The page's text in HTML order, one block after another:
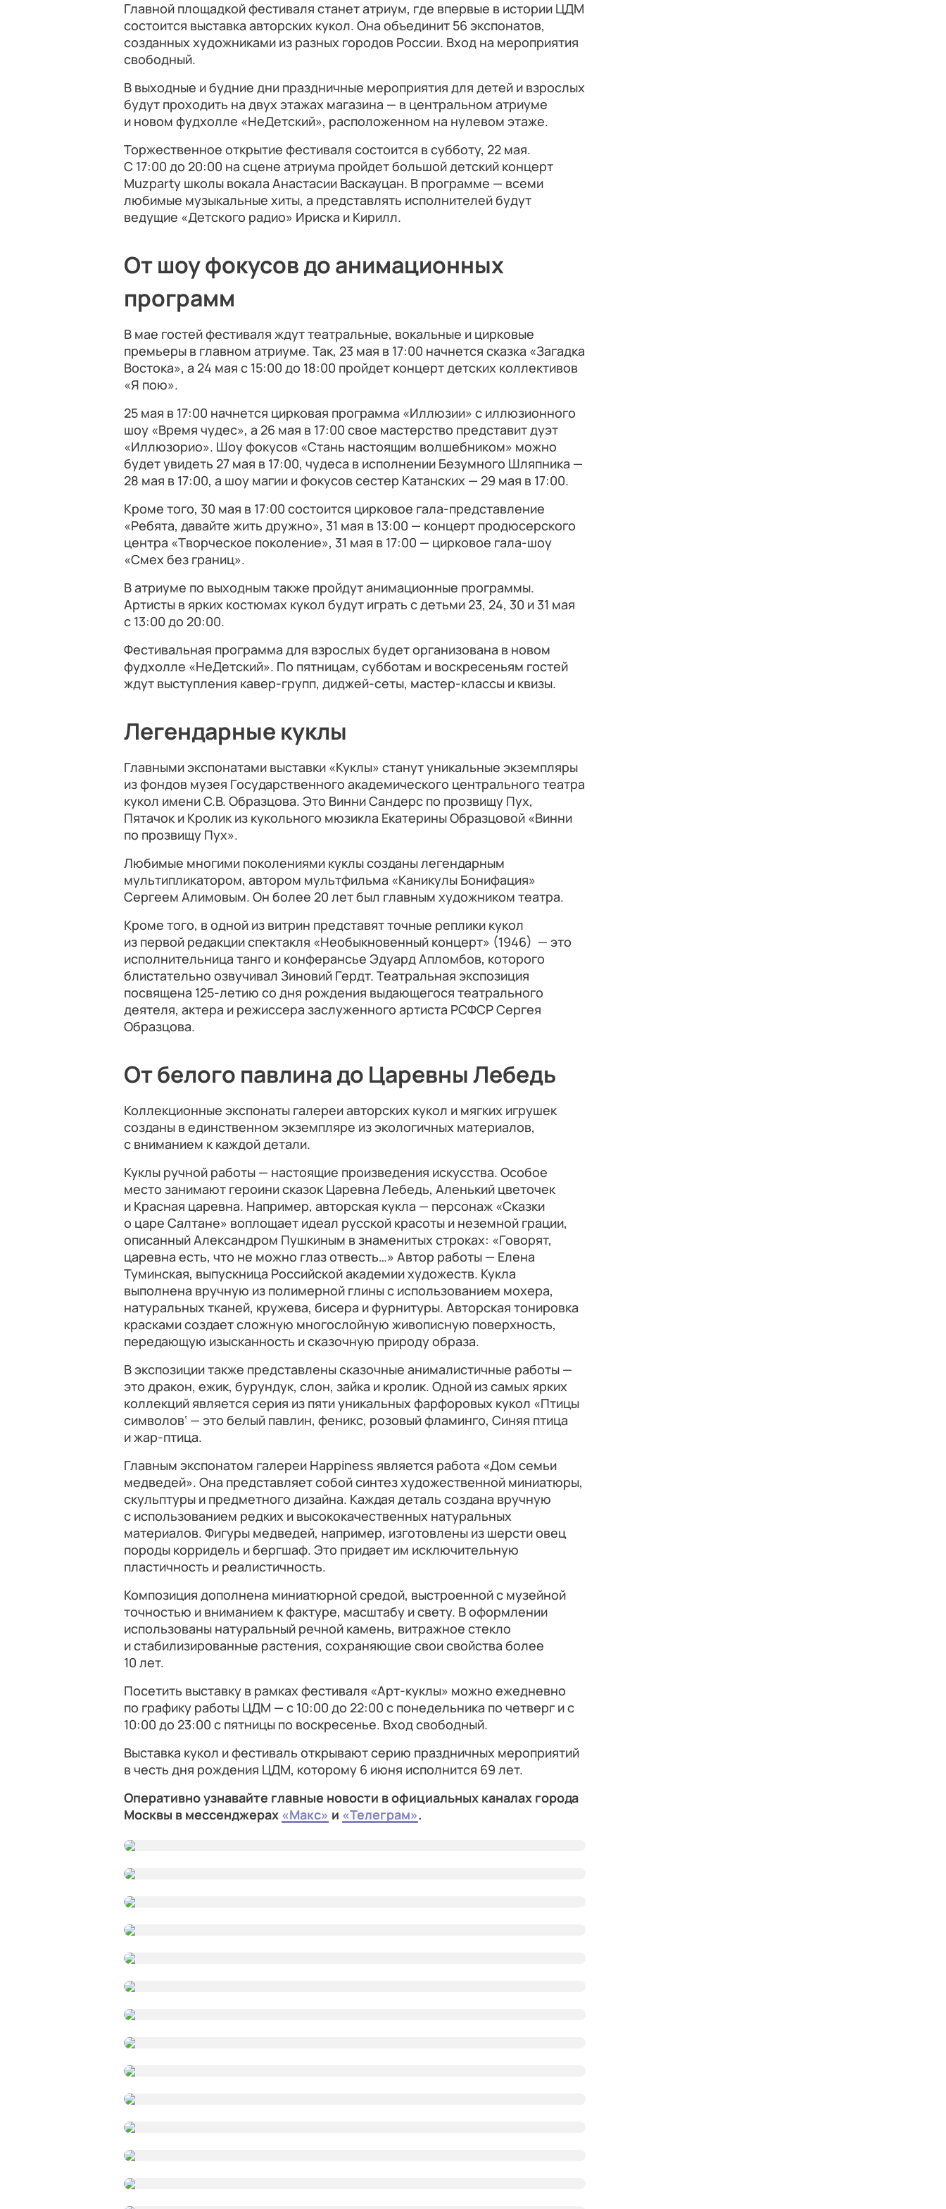
Главной площадкой фестиваля станет атриум, где впервые в истории ЦДМ
состоится выставка авторских кукол. Она объединит 56 экспонатов,
созданных художниками из разных городов России. Вход на мероприятия
свободный.
В выходные и будние дни праздничные мероприятия для детей и взрослых
будут проходить на двух этажах магазина — в центральном атриуме
и новом фудхолле «НеДетский», расположенном на нулевом этаже.
Торжественное открытие фестиваля состоится в субботу, 22 мая.
С 17:00 до 20:00 на сцене атриума пройдет большой детский концерт
Muzparty школы вокала Анастасии Васкауцан. В программе — всеми
любимые музыкальные хиты, а представлять исполнителей будут
ведущие «Детского радио» Ириска и Кирилл.
От шоу фокусов до анимационных
программ
В мае гостей фестиваля ждут театральные, вокальные и цирковые
премьеры в главном атриуме. Так, 23 мая в 17:00 начнется сказка «Загадка
Востока», а 24 мая с 15:00 до 18:00 пройдет концерт детских коллективов
«Я пою».
25 мая в 17:00 начнется цирковая программа «Иллюзии» с иллюзионного
шоу «Время чудес», а 26 мая в 17:00 свое мастерство представит дуэт
«Иллюзорио». Шоу фокусов «Стань настоящим волшебником» можно
будет увидеть 27 мая в 17:00, чудеса в исполнении Безумного Шляпника —
28 мая в 17:00, а шоу магии и фокусов сестер Катанских — 29 мая в 17:00.
Кроме того, 30 мая в 17:00 состоится цирковое гала-представление
«Ребята, давайте жить дружно», 31 мая в 13:00 — концерт продюсерского
центра «Творческое поколение», 31 мая в 17:00 — цирковое гала-шоу
«Смех без границ».
В атриуме по выходным также пройдут анимационные программы.
Артисты в ярких костюмах кукол будут играть с детьми 23, 24, 30 и 31 мая
с 13:00 до 20:00.
Фестивальная программа для взрослых будет организована в новом
фудхолле «НеДетский». По пятницам, субботам и воскресеньям гостей
ждут выступления кавер-групп, диджей-сеты, мастер-классы и квизы.
Легендарные куклы
Главными экспонатами выставки «Куклы» станут уникальные экземпляры
из фондов музея Государственного академического центрального театра
кукол имени С.В. Образцова. Это Винни Сандерс по прозвищу Пух,
Пятачок и Кролик из кукольного мюзикла Екатерины Образцовой «Винни
по прозвищу Пух».
Любимые многими поколениями куклы созданы легендарным
мультипликатором, автором мультфильма «Каникулы Бонифация»
Сергеем Алимовым. Он более 20 лет был главным художником театра.
Кроме того, в одной из витрин представят точные реплики кукол
из первой редакции спектакля «Необыкновенный концерт» (1946) — это
исполнительница танго и конферансье Эдуард Апломбов, которого
блистательно озвучивал Зиновий Гердт. Театральная экспозиция
посвящена 125-летию со дня рождения выдающегося театрального
деятеля, актера и режиссера заслуженного артиста РСФСР Сергея
Образцова.
От белого павлина до Царевны Лебедь
Коллекционные экспонаты галереи авторских кукол и мягких игрушек
созданы в единственном экземпляре из экологичных материалов,
с вниманием к каждой детали.
Куклы ручной работы — настоящие произведения искусства. Особое
место занимают героини сказок Царевна Лебедь, Аленький цветочек
и Красная царевна. Например, авторская кукла — персонаж «Сказки
о царе Салтане» воплощает идеал русской красоты и неземной грации,
описанный Александром Пушкиным в знаменитых строках: «Говорят,
царевна есть, что не можно глаз отвесть…» Автор работы — Елена
Туминская, выпускница Российской академии художеств. Кукла
выполнена вручную из полимерной глины с использованием мохера,
натуральных тканей, кружева, бисера и фурнитуры. Авторская тонировка
красками создает сложную многослойную живописную поверхность,
передающую изысканность и сказочную природу образа.
В экспозиции также представлены сказочные анималистичные работы —
это дракон, ежик, бурундук, слон, зайка и кролик. Одной из самых ярких
коллекций является серия из пяти уникальных фарфоровых кукол «Птицы
символов‘ — это белый павлин, феникс, розовый фламинго, Синяя птица
и жар-птица.
Главным экспонатом галереи Happiness является работа «Дом семьи
медведей». Она представляет собой синтез художественной миниатюры,
скульптуры и предметного дизайна. Каждая деталь создана вручную
с использованием редких и высококачественных натуральных
материалов. Фигуры медведей, например, изготовлены из шерсти овец
породы корридель и бергшаф. Это придает им исключительную
пластичность и реалистичность.
Композиция дополнена миниатюрной средой, выстроенной с музейной
точностью и вниманием к фактуре, масштабу и свету. В оформлении
использованы натуральный речной камень, витражное стекло
и стабилизированные растения, сохраняющие свои свойства более
10 лет.
Посетить выставку в рамках фестиваля «Арт-куклы» можно ежедневно
по графику работы ЦДМ — с 10:00 до 22:00 с понедельника по четверг и с
10:00 до 23:00 с пятницы по воскресенье. Вход свободный.
Выставка кукол и фестиваль открывают серию праздничных мероприятий
в честь дня рождения ЦДМ, которому 6 июня исполнится 69 лет.
Оперативно узнавайте главные новости в официальных каналах города
Москвы в мессенджерах «Макс» и «Телеграм».